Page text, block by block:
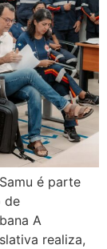
é parte
de
A
realiza,